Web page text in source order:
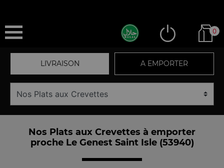
0
LIVRAISON A EMPORTER
Nos Plats aux Crevettes à emporter
proche Le Genest Saint Isle (53940)